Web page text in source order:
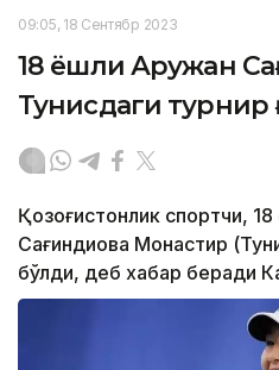
09:05, 18 Сентябр 2023
18 ёшли Аружан
Тунисдаги турнир
Қозоғистонлик спортчи,
Сағиндиқова Монастир
бўлди, деб хабар беради